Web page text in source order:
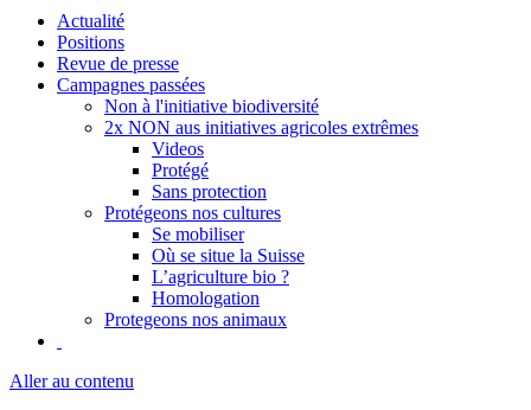
Actualité
Positions
Revue de presse
Campagnes passées
Non à l'initiative biodiversité
2x NON aus initiatives agricoles extrêmes
Videos
Protégé
Sans protection
Protégeons nos cultures
Se mobiliser
Où se situe la Suisse
L’agriculture bio ?
Homologation
Protegeons nos animaux
Aller au contenu